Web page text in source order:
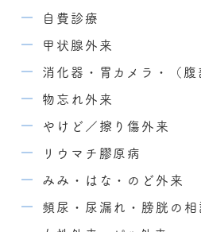
自費診療
甲状腺外来
消化器・胃カメラ・（
物忘れ外来
やけど／擦り傷外来
リウマチ膠原病
みみ・はな・のど外来
頻尿・尿漏れ・膀胱の相